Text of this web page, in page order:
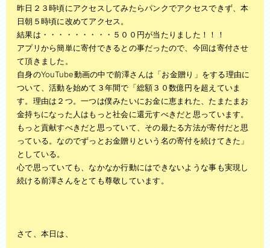
昨日２３時頃にアクセスしてみたらパンクでアクセスできず、本
日朝５時頃に改めてアクセス。
結果は・・・・・・・・・５００円が当たりました！！！
アプリから簡単に寄付できるとの事だったので、今回は寄付させ
て頂きました。
自身のYouTube動画の中で前澤さんは「お金贈り」をする理由に
ついて、活動を始めて３年間で「総額３０数億円を超えていま
す。理由は２つ。一つは僕みたいにお金に恵まれた、たまたまお
金持ちになった人はもっと社会に還元すべきだと思っています。
もっと貢献すべきだと思っていて、その最たる方法が寄付だと思
っている。なのでずっとお金贈りという名の寄付を続けてきた」
としている。
心で思っていても、なかなか行動にはできないような事も実現し
続ける前澤さんをとても尊敬しています。
さて、本日は、